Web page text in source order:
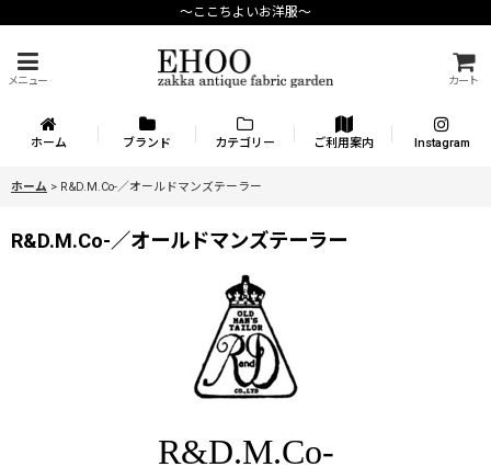
〜ここちよいお洋服〜
メニュー カート
ホーム ブランド カテゴリー ご利用案内 Instagram
ホーム > R&D.M.Co-／オールドマンズテーラー
R&D.M.Co-／オールドマンズテーラー
R&D.M.Co-